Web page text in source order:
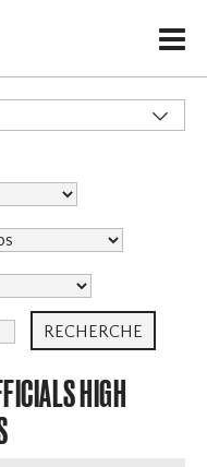
H
HIGH